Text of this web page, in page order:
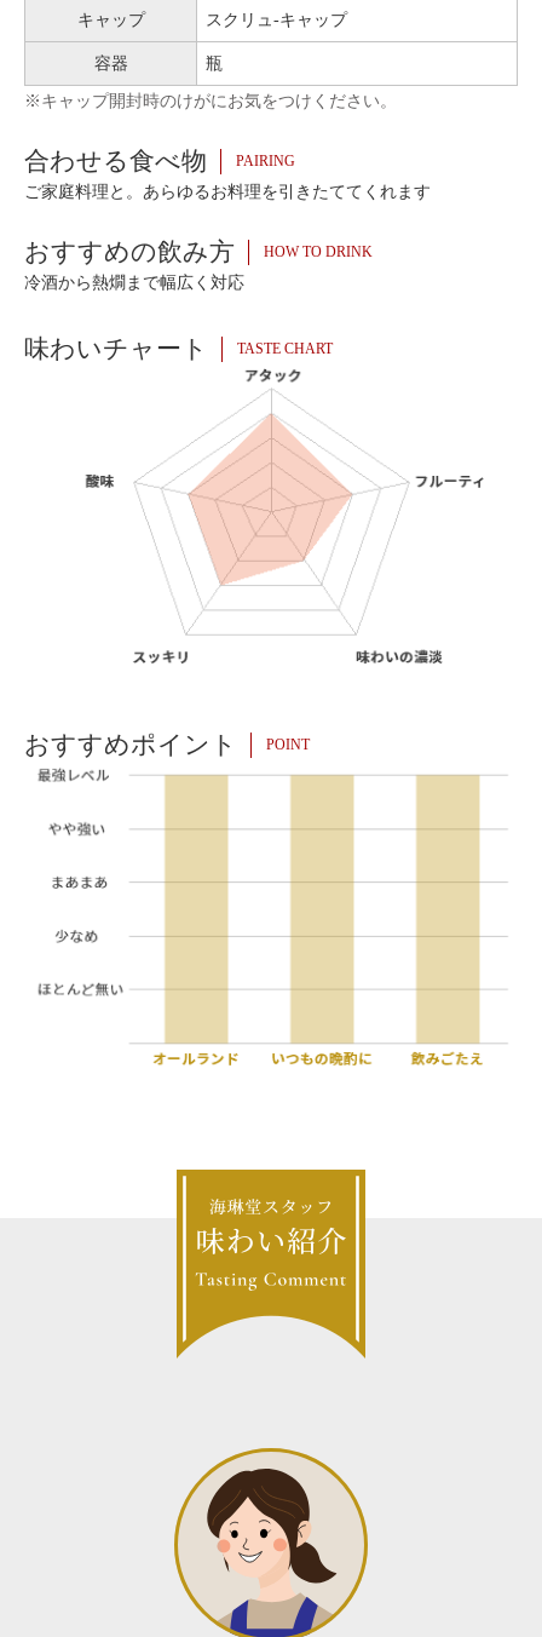
キャップ スクリュ-キャップ
容器 瓶
※キャップ開封時のけがにお気をつけください。
合わせる食べ物 PAIRING
ご家庭料理と。あらゆるお料理を引きたててくれます
おすすめの飲み方 HOW TO DRINK
冷酒から熱燗まで幅広く対応
味わいチャート TASTE CHART
おすすめポイント POINT